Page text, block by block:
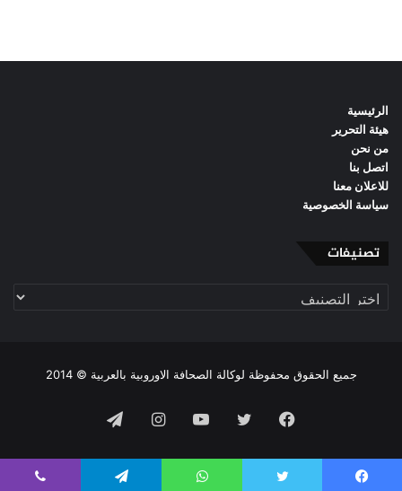
الرئيسية
هيئة التحرير
من نحن
اتصل بنا
للاعلان معنا
سياسة الخصوصية
تصنيفات
تصنيفات
جميع الحقوق محفوظة لوكالة الصحافة الاوروبية بالعربية © 2014
فيسبوك تويتر يوتيوبانستقرامتيلقرام